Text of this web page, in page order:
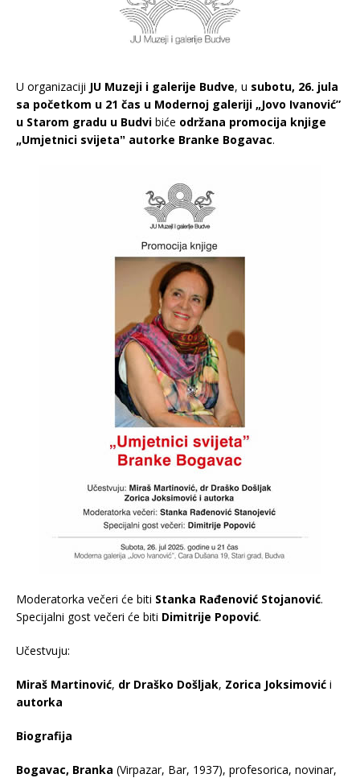
U organizaciji JU Muzeji i galerije Budve, u subotu, 26. jula
sa početkom u 21 čas u Modernoj galeriji „Jovo Ivanović”
u Starom gradu u Budvi biće održana promocija knjige
„Umjetnici svijetaˮ autorke Branke Bogavac.
Moderatorka večeri će biti Stanka Rađenović Stojanović.
Specijalni gost večeri će biti Dimitrije Popović.
Učestvuju:
Miraš Martinović, dr Draško Došljak, Zorica Joksimović i
autorka
Biografija
Bogavac, Branka (Virpazar, Bar, 1937), profesorica, novinar,